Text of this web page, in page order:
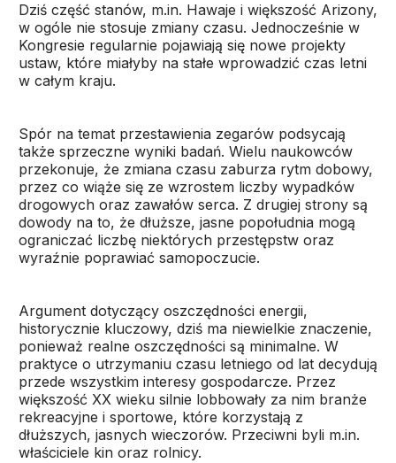
Dziś część stanów, m.in. Hawaje i większość Arizony,
w ogóle nie stosuje zmiany czasu. Jednocześnie w
Kongresie regularnie pojawiają się nowe projekty
ustaw, które miałyby na stałe wprowadzić czas letni
w całym kraju.
Spór na temat przestawienia zegarów podsycają
także sprzeczne wyniki badań. Wielu naukowców
przekonuje, że zmiana czasu zaburza rytm dobowy,
przez co wiąże się ze wzrostem liczby wypadków
drogowych oraz zawałów serca. Z drugiej strony są
dowody na to, że dłuższe, jasne popołudnia mogą
ograniczać liczbę niektórych przestępstw oraz
wyraźnie poprawiać samopoczucie.
Argument dotyczący oszczędności energii,
historycznie kluczowy, dziś ma niewielkie znaczenie,
ponieważ realne oszczędności są minimalne. W
praktyce o utrzymaniu czasu letniego od lat decydują
przede wszystkim interesy gospodarcze. Przez
większość XX wieku silnie lobbowały za nim branże
rekreacyjne i sportowe, które korzystają z
dłuższych, jasnych wieczorów. Przeciwni byli m.in.
właściciele kin oraz rolnicy.